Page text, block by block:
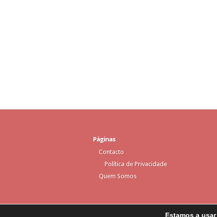
Páginas
Contacto
Política de Privacidade
Quem Somos
Estamos a